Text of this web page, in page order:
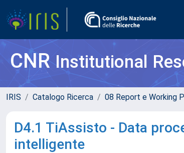
CNRInstitutional
IRIS Catalogo Ricerca 08 Report e Working
D4.1 TiAssisto - Data
intelligente